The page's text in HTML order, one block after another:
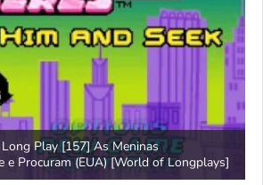
Play [157] As Meninas
e Procuram (EUA) [World of Longplays]